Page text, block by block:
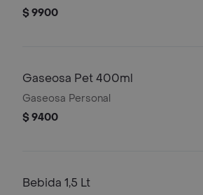
$ 9900
Gaseosa Pet 400ml
Gaseosa Personal
$ 9400
Bebida 1,5 Lt